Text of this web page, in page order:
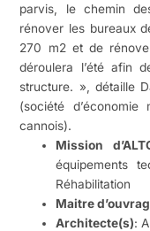
parvis, le chemin
rénover les bureaux
270 m2 et de
déroulera l’été afin
structure. », détaille
(société
cannois).
Mission
équipements
Réhabilitation
Maitre
Architecte(s):